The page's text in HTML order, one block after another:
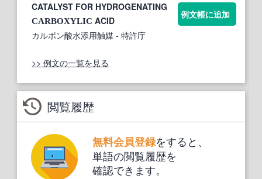
CATALYST FOR HYDROGENATING
CARBOXYLIC ACID
カルボン酸水添用触媒 - 特許庁
例文帳に追加
>> 例文の一覧を見る
閲覧履歴
無料会員登録をすると、
単語の閲覧履歴を
確認できます。